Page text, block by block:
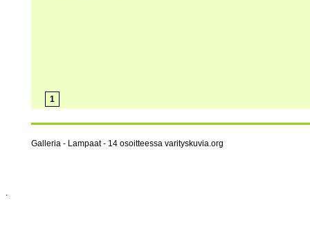
1
Galleria - Lampaat - 14 osoitteessa varityskuvia.org
.